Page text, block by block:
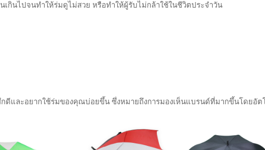
กินไปจนทำให้ร่มดูไม่สวย หรือทำให้ผู้รับไม่กล้าใช้ในชีวิตประจำวัน
ดีและอยากใช้ร่มของคุณบ่อยขึ้น ซึ่งหมายถึงการมองเห็นแบรนด์ที่มากขึ้นโดยอัต